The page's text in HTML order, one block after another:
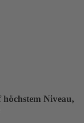
Niveau,